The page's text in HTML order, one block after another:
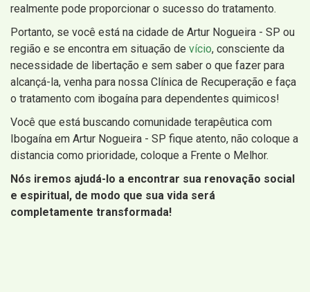
realmente pode proporcionar o sucesso do tratamento.
Portanto, se você está na cidade de Artur Nogueira - SP ou
região e se encontra em situação de vício, consciente da
necessidade de libertação e sem saber o que fazer para
alcançá-la, venha para nossa Clínica de Recuperação e faça
o tratamento com ibogaína para dependentes quimicos!
Você que está buscando comunidade terapêutica com
Ibogaína em Artur Nogueira - SP fique atento, não coloque a
distancia como prioridade, coloque a Frente o Melhor.
Nós iremos ajudá-lo a encontrar sua renovação social
e espiritual, de modo que sua vida será
completamente transformada!